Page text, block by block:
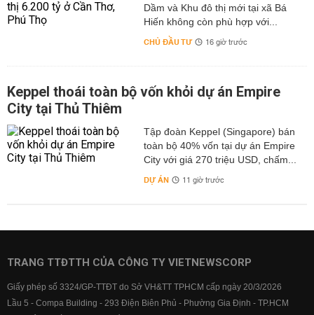
Dầm và Khu đô thị mới tại xã Bá
Hiến không còn phù hợp với...
CHỦ ĐẦU TƯ 16 giờ trước
Keppel thoái toàn bộ vốn khỏi dự án Empire
City tại Thủ Thiêm
Tập đoàn Keppel (Singapore) bán
toàn bộ 40% vốn tại dự án Empire
City với giá 270 triệu USD, chấm...
DỰ ÁN 11 giờ trước
TRANG TTĐTTH CỦA CÔNG TY VIETNEWSCORP
Giấy phép số 3324/GP-TTĐT do Sở VH&TT TPHCM cấp ngày 20/3/2026
Lầu 5 - Compa Building - 293 Điện Biên Phủ - Phường Gia Định - TP.HCM